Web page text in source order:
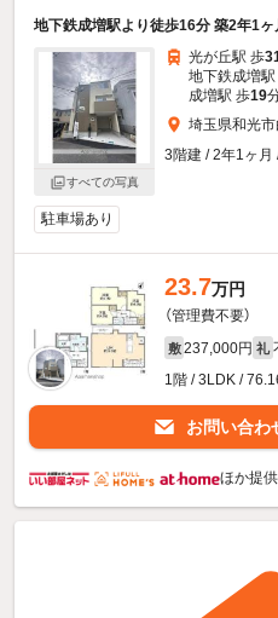
地下鉄成増駅より徒歩16分 築2年1
すべての写真
光が丘駅 歩
地下鉄成増駅
成増駅 歩19
埼玉県和光市
3階建 / 2年1ヶ月
駐車場あり
23.7万円
（管理費不要）
敷 237,000円 礼
1階 / 3LDK /
お問い合わ
ほか提供